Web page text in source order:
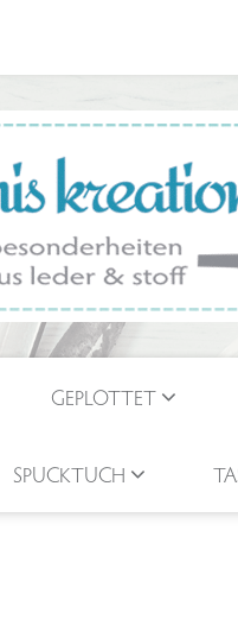
GEPLOTTET
SPUCKTUCH